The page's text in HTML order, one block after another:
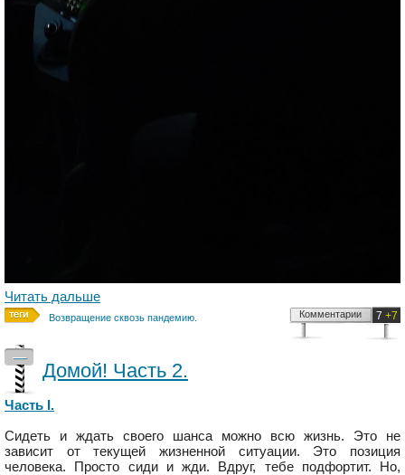
Читать дальше
Возвращение сквозь пандемию. 7 +7
Комментарии
—
Домой! Часть 2.
Часть I.
Сидеть и ждать своего шанса можно всю жизнь. Это не
зависит от текущей жизненной ситуации. Это позиция
человека. Просто сиди и жди. Вдруг, тебе подфортит. Но,